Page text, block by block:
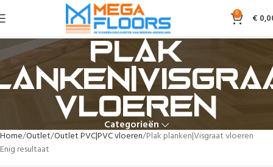
0 €
Plak
vloeren
Categorieën
Home Outlet Outlet PVC|PVC vloeren Plak planken|Visgraat vloeren
Enig resultaat